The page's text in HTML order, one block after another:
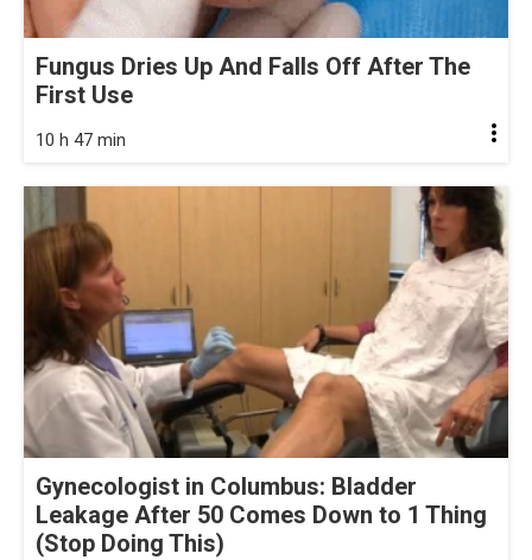
Fungus Dries Up And Falls Off After The
First Use
10 h 47 min
Gynecologist in Columbus: Bladder
Leakage After 50 Comes Down to 1 Thing
(Stop Doing This)